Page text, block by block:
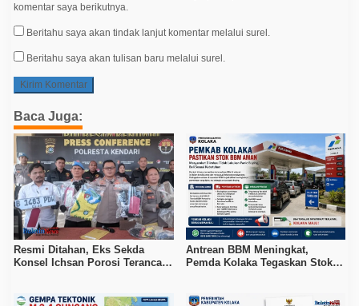
komentar saya berikutnya.
Beritahu saya akan tindak lanjut komentar melalui surel.
Beritahu saya akan tulisan baru melalui surel.
Baca Juga:
Resmi Ditahan, Eks Sekda
Konsel Ichsan Porosi Terancam
Antrean BBM Meningkat,
Pemda Kolaka Tegaskan Stok